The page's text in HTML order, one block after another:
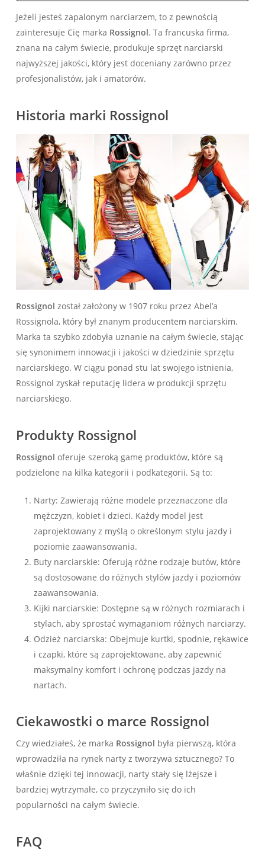
Jeżeli jesteś zapalonym narciarzem, to z pewnością
zainteresuje Cię marka Rossignol. Ta francuska firma,
znana na całym świecie, produkuje sprzęt narciarski
najwyższej jakości, który jest doceniany zarówno przez
profesjonalistów, jak i amatorów.
Historia marki Rossignol
Rossignol został założony w 1907 roku przez Abel’a
Rossignola, który był znanym producentem narciarskim.
Marka ta szybko zdobyła uznanie na całym świecie, stając
się synonimem innowacji i jakości w dziedzinie sprzętu
narciarskiego. W ciągu ponad stu lat swojego istnienia,
Rossignol zyskał reputację lidera w produkcji sprzętu
narciarskiego.
Produkty Rossignol
Rossignol oferuje szeroką gamę produktów, które są
podzielone na kilka kategorii i podkategorii. Są to:
Narty: Zawierają różne modele przeznaczone dla
mężczyzn, kobiet i dzieci. Każdy model jest
zaprojektowany z myślą o określonym stylu jazdy i
poziomie zaawansowania.
Buty narciarskie: Oferują różne rodzaje butów, które
są dostosowane do różnych stylów jazdy i poziomów
zaawansowania.
Kijki narciarskie: Dostępne są w różnych rozmiarach i
stylach, aby sprostać wymaganiom różnych narciarzy.
Odzież narciarska: Obejmuje kurtki, spodnie, rękawice
i czapki, które są zaprojektowane, aby zapewnić
maksymalny komfort i ochronę podczas jazdy na
nartach.
Ciekawostki o marce Rossignol
Czy wiedziałeś, że marka Rossignol była pierwszą, która
wprowadziła na rynek narty z tworzywa sztucznego? To
właśnie dzięki tej innowacji, narty stały się lżejsze i
bardziej wytrzymałe, co przyczyniło się do ich
popularności na całym świecie.
FAQ